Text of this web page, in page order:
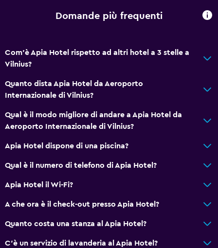
Radio
TV a schermo piatto
Stanza da letto
Barra appendiabiti
Presa elettrica vicino al letto
Parcheggio e trasporti
Domande più frequenti
Com'è Apia Hotel rispetto ad altri hotel a 3 stelle a
Vilnius?
Quanto dista Apia Hotel da Aeroporto
Internazionale di Vilnius?
Qual è il modo migliore di andare a Apia Hotel da
Aeroporto Internazionale di Vilnius?
Apia Hotel dispone di una piscina?
Qual è il numero di telefono di Apia Hotel?
Apia Hotel il Wi-Fi?
A che ora è il check-out presso Apia Hotel?
Quanto costa una stanza al Apia Hotel?
C'è un servizio di lavanderia al Apia Hotel?